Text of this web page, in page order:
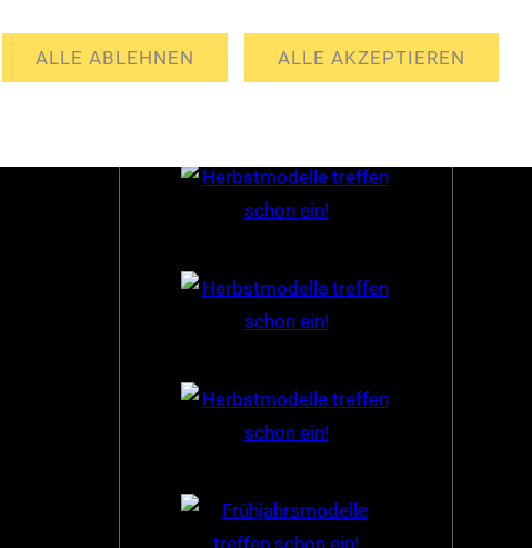
Partner ALLE AKZEPTIEREN
ALLE ABLEHNEN